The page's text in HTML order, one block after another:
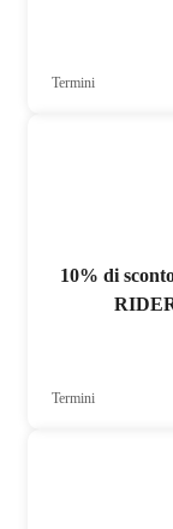
Termini
10% di
Termini